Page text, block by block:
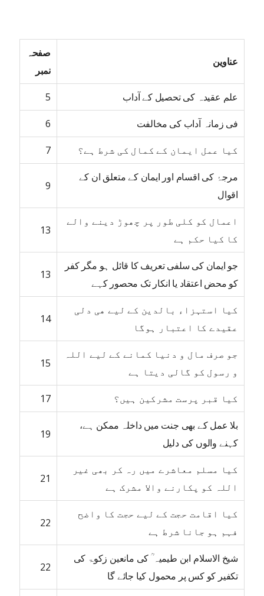
عناوین
صفحہ
نمبر
علم عقیدہ کی تحصیل کے آداب 5
فی زمانہ آداب کی مخالفت 6
کیا عمل ایمان کے کمال کی شرط ہے؟ 7
مرجۂ کی اقسام اور ایمان کے متعلق ان کے
اقوال
9
اعمال کو کلی طور پر چھوڑ دینے والے
کا کیا حکم ہے
13
جو ایمان کی سلفی تعریف کا قائل ہو مگر کفر
کو محض اعتقاد یا انکار تک محصور کہے
13
کیا استہزاء بالدین کے لیے ھی دلی
عقیدے کا اعتبار ہوگا
14
جو صرف مال و دنیا کمانے کے لیے اللہ
و رسول کو گالی دیتا ہے
15
کیا قبر پرست مشرکین ہیں؟ 17
بلا عمل کے بھی جنت میں داخلہ ممکن ہے،
کہنے والوں کی دلیل
19
کیا مسلم معاشرے میں رہ کر بھی غیر
اللہ کو پکارنے والا مشرک ہے
21
کیا اقامت حجت کے لیے حجت کا واضح
فہم ہو جانا شرط ہے
22
شیخ الاسلام ابن طیمیہ ؒ کی مانعین زکوۃ کی
تکفیر کو کس پر محمول کیا جائے گا
22